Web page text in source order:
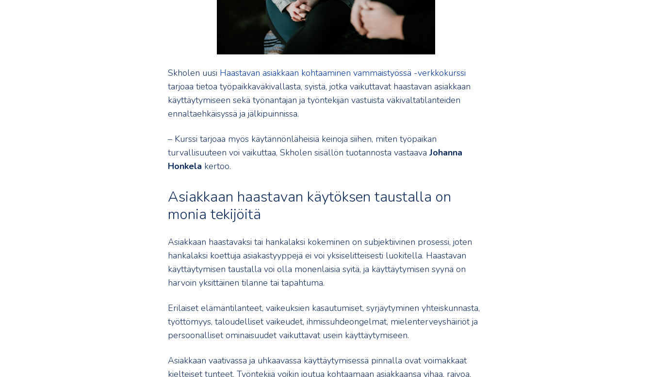
Skholen uusi Haastavan asiakkaan kohtaaminen vammaistyössä -verkkokurssi
tarjoaa tietoa työpaikkaväkivallasta, syistä, jotka vaikuttavat haastavan asiakkaan
käyttäytymiseen sekä työnantajan ja työntekijän vastuista väkivaltatilanteiden
ennaltaehkäisyssä ja jälkipuinnissa.
– Kurssi tarjoaa myös käytännönläheisiä keinoja siihen, miten työpaikan
turvallisuuteen voi vaikuttaa, Skholen sisällön tuotannosta vastaava Johanna
Honkela kertoo.
Asiakkaan haastavan käytöksen taustalla on
monia tekijöitä
Asiakkaan haastavaksi tai hankalaksi kokeminen on subjektiivinen prosessi, joten
hankalaksi koettuja asiakastyyppejä ei voi yksiselitteisesti luokitella. Haastavan
käyttäytymisen taustalla voi olla monenlaisia syitä, ja käyttäytymisen syynä on
harvoin yksittäinen tilanne tai tapahtuma.
Erilaiset elämäntilanteet, vaikeuksien kasautumiset, syrjäytyminen yhteiskunnasta,
työttömyys, taloudelliset vaikeudet, ihmissuhdeongelmat, mielenterveyshäiriöt ja
persoonalliset ominaisuudet vaikuttavat usein käyttäytymiseen.
Asiakkaan vaativassa ja uhkaavassa käyttäytymisessä pinnalla ovat voimakkaat
kielteiset tunteet. Työntekijä voikin joutua kohtaamaan asiakkaansa vihaa, raivoa,